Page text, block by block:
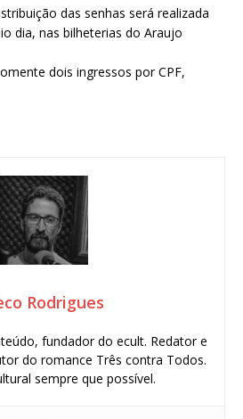
das senhas será realizada
dia, nas bilheterias do Araujo
dois ingressos por CPF,
Rodrigues
fundador do ecult. Redator e
do romance Três contra Todos.
sempre que possível.